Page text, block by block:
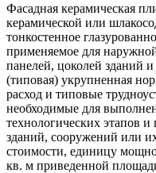
Фасадная керамическая
керамической или
тонкостенное
применяемое для
панелей, цоколей зданий
(типовая) укрупненная
расход и типовые
необходимые для
технологических этапов
зданий, сооружений или
стоимости, единицу
кв. м приведенной